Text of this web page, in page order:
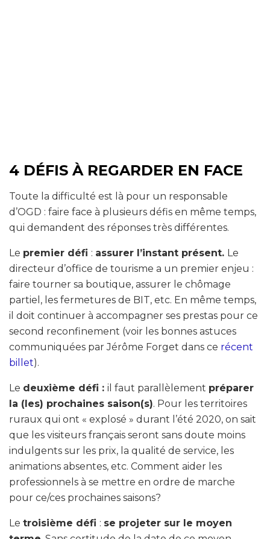
4 DÉFIS À REGARDER EN FACE
Toute la difficulté est là pour un responsable
d’OGD : faire face à plusieurs défis en même temps,
qui demandent des réponses très différentes.
Le premier défi : assurer l’instant présent. Le
directeur d’office de tourisme a un premier enjeu :
faire tourner sa boutique, assurer le chômage
partiel, les fermetures de BIT, etc. En même temps,
il doit continuer à accompagner ses prestas pour ce
second reconfinement (voir les bonnes astuces
communiquées par Jérôme Forget dans ce récent
billet).
Le deuxième défi : il faut parallèlement préparer
la (les) prochaines saison(s). Pour les territoires
ruraux qui ont « explosé » durant l’été 2020, on sait
que les visiteurs français seront sans doute moins
indulgents sur les prix, la qualité de service, les
animations absentes, etc. Comment aider les
professionnels à se mettre en ordre de marche
pour ce/ces prochaines saisons?
Le troisième défi : se projeter sur le moyen